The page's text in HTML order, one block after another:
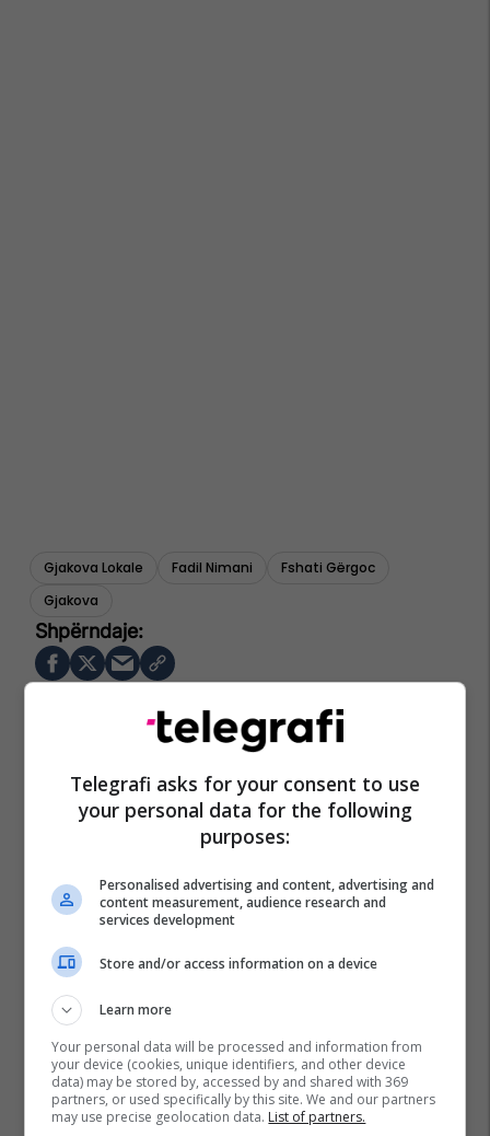
Gjakova Lokale Fadil Nimani
Fshati Gërgoc
Gjakova
Telegrafi asks for your consent to use
your personal data for the following
purposes:
Personalised advertising and content, advertising and
content measurement, audience research and
services development
Store and/or access information on a device
Learn more
Your personal data will be processed and information from
your device (cookies, unique identifiers, and other device
data) may be stored by, accessed by and shared with 369
partners, or used specifically by this site. We and our partners
may use precise geolocation data. List of partners.